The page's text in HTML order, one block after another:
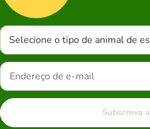
Selecione o tipo de animal de
Subscreva